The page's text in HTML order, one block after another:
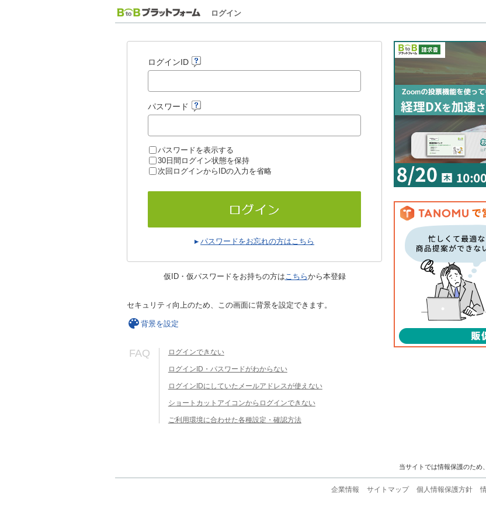
ログイン
ログインID
パスワード
パスワードを表示する
30日間ログイン状態を保持
次回ログインからIDの入力を省略
パスワードをお忘れの方はこちら
仮ID・仮パスワードをお持ちの方はこちらから本登録
セキュリティ向上のため、この画面に背景を設定できます。
背景を設定
FAQ ログインできない
ログインID・パスワードがわからない
ログインIDにしていたメールアドレスが使えない
ショートカットアイコンからログインできない
ご利用環境に合わせた各種設定・確認方法
当サイトでは情報保護のため
企業情報 サイトマップ 個人情報保護方針